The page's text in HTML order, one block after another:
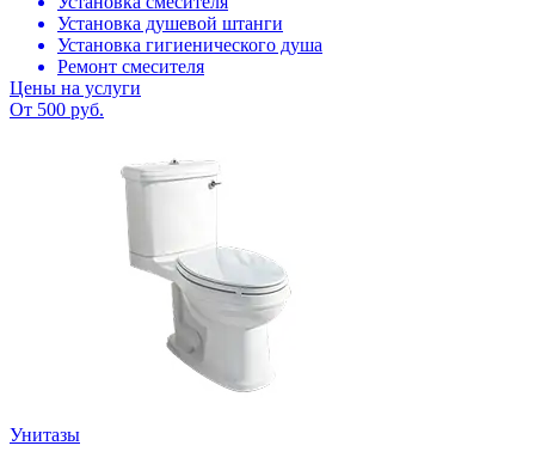
Установка душевой штанги
Установка гигиенического душа
Ремонт смесителя
Цены на услуги
От 500 руб.
Унитазы